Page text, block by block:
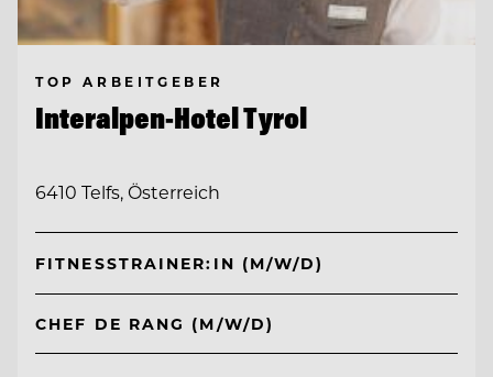
TOP ARBEITGEBER
Interalpen-Hotel Tyrol
6410 Telfs, Österreich
FITNESSTRAINER:IN (M/W/D)
CHEF DE RANG (M/W/D)